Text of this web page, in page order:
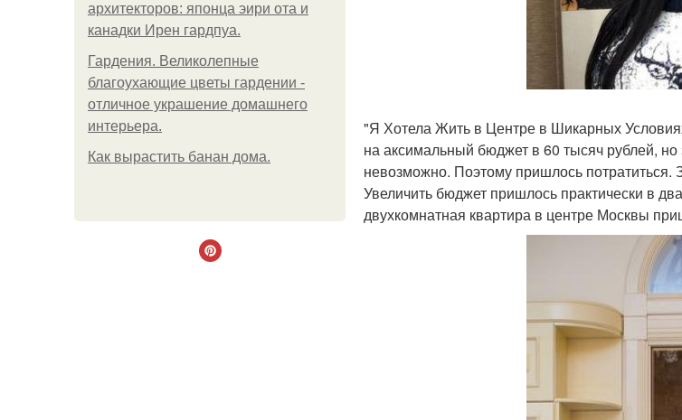
архитекторов: японца эири ота и
канадки Ирен гардпуа.
Гардения. Великолепные
благоухающие цветы гардении -
отличное украшение домашнего
интерьера.
Как вырастить банан дома.
"Я Хотела Жить в Центре в Шикарных
на аксимальный бюджет в 60 тысяч рублей,
невозможно. Поэтому пришлось потратиться.
Увеличить бюджет пришлось практически в
двухкомнатная квартира в центре Москвы